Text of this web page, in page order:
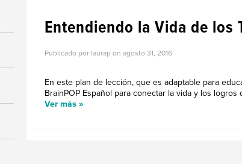
Entendiendo la Vida de los
Publicado por laurap on agosto 31, 2016
En este plan de lección, que es adaptable para
BrainPOP Español para conectar la vida y los
Ver más »